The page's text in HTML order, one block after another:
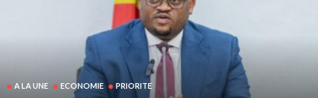
A LA UNE ECONOMIE PRIORITE